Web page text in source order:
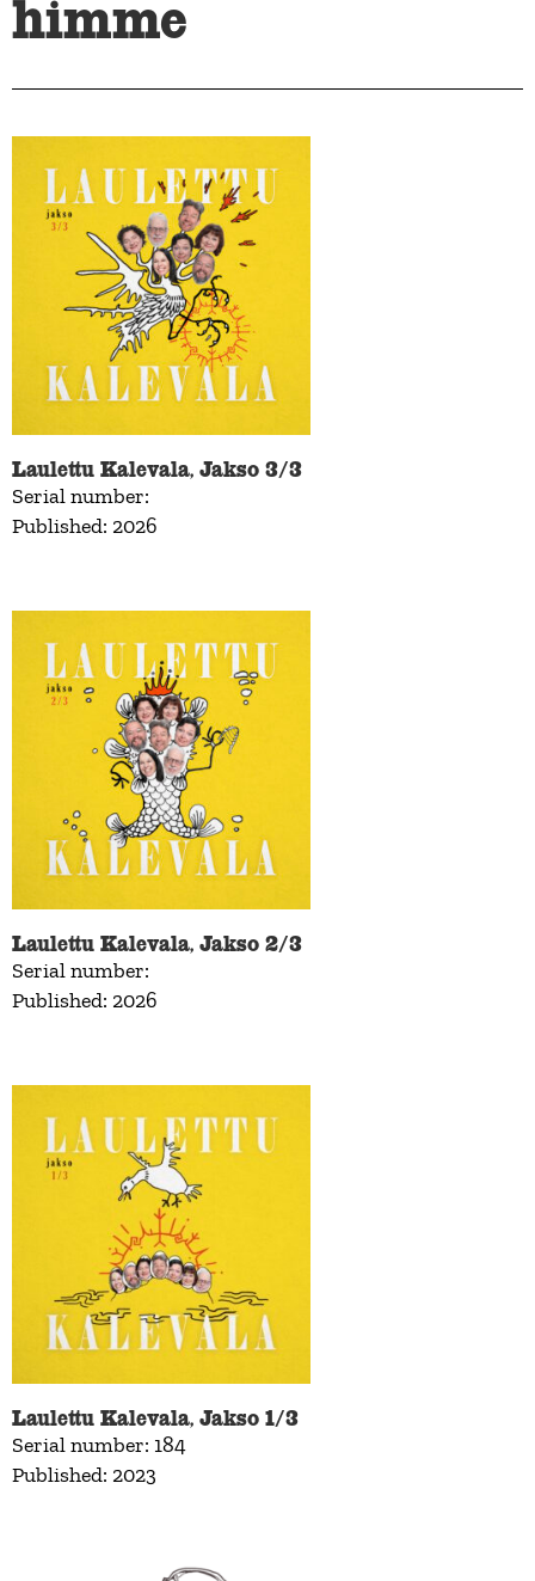
himme
Laulettu Kalevala, Jakso 3/3
Serial number:
Published: 2026
Laulettu Kalevala, Jakso 2/3
Serial number:
Published: 2026
Laulettu Kalevala, Jakso 1/3
Serial number: 184
Published: 2023